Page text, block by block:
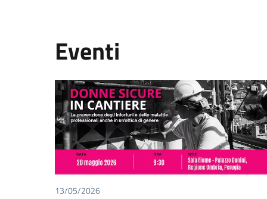
Eventi
13/05/2026